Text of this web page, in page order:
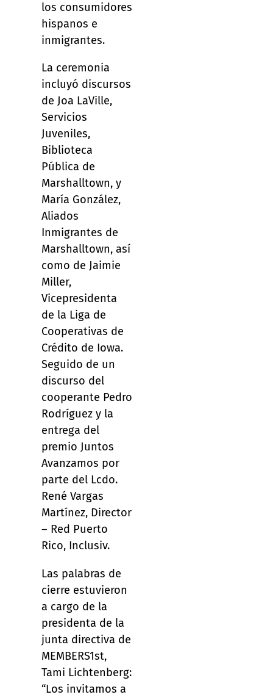
los consumidores
hispanos e
inmigrantes.
La ceremonia
incluyó discursos
de Joa LaVille,
Servicios
Juveniles,
Biblioteca
Pública de
Marshalltown, y
María González,
Aliados
Inmigrantes de
Marshalltown, así
como de Jaimie
Miller,
Vicepresidenta
de la Liga de
Cooperativas de
Crédito de Iowa.
Seguido de un
discurso del
cooperante Pedro
Rodríguez y la
entrega del
premio Juntos
Avanzamos por
parte del Lcdo.
René Vargas
Martínez, Director
– Red Puerto
Rico, Inclusiv.
Las palabras de
cierre estuvieron
a cargo de la
presidenta de la
junta directiva de
MEMBERS1st,
Tami Lichtenberg:
“Los invitamos a